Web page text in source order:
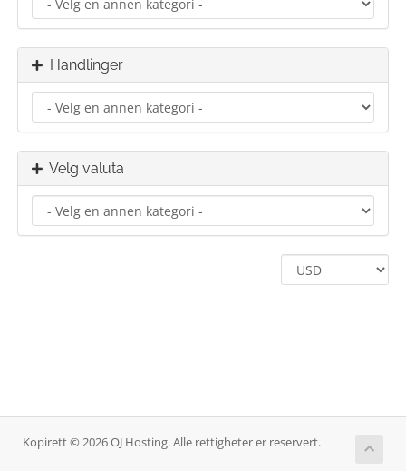
Handlinger
Velg valuta
Kopirett © 2026 OJ Hosting. Alle rettigheter er reservert.